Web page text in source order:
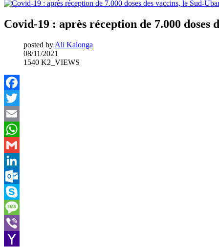
Covid-19 : après réception de 7.000
posted by Ali Kalonga
08/11/2021
1540 K2_VIEWS
Facebook
Twitter
Email
WhatsApp
Gmail
LinkedIn
Outlook.com
Skype
Message
Viber